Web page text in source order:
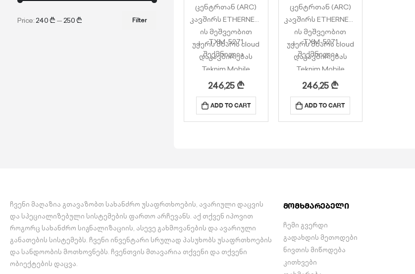
ცენტრთან (ARC)
კავშირს ETHERNET-
ის მეშვეობით
უჭერს მხარს cloud
დაკავშირებას
Teknim Mobile
აპლიკაციისა და
Teknim Mosaic Web-
ის
TXM-5271
შექმნილია…
246,25₾
ADD TO CART
ცენტრთან (ARC)
კავშირს ETHERNET-
ის მეშვეობით
უჭერს მხარს cloud
დაკავშირებას
Teknim Mobile
აპლიკაციისა და
Teknim Mosaic Web-
ის
TXM-5271
შექმნილია…
246,25₾
ADD TO CART
Filter
Price:240 ₾ —250 ₾
ჩვენი მაღაზია გთავაზობთ სახანძრო უსაფრთხოების, ავარიული დაცვის
და სპეციალიზებული სისტემების ფართო არჩევანს. აქ თქვენ იპოვით
როგორც სახანძრო სიგნალიზაციის, ასევე გახმოვანების და ავარიული
განათების სისტემებს. ჩვენი ინვენტარი სრულად პასუხობს უსაფრთხოების
და სანდოობის მოთხოვნებს. ჩვენთვის მთავარია თქვენი და თქვენი
ობიექტების დაცვა.
მომხმარებელი
ჩემი გვერდი
გადახდის მეთოდები
ნივთის მიწოდება
კითხვები